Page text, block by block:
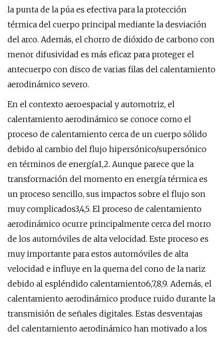
la punta de la púa es efectiva para la protección
térmica del cuerpo principal mediante la desviación
del arco. Además, el chorro de dióxido de carbono con
menor difusividad es más eficaz para proteger el
antecuerpo con disco de varias filas del calentamiento
aerodinámico severo.
En el contexto aeroespacial y automotriz, el
calentamiento aerodinámico se conoce como el
proceso de calentamiento cerca de un cuerpo sólido
debido al cambio del flujo hipersónico/supersónico
en términos de energía1,2. Aunque parece que la
transformación del momento en energía térmica es
un proceso sencillo, sus impactos sobre el flujo son
muy complicados3,4,5. El proceso de calentamiento
aerodinámico ocurre principalmente cerca del morro
de los automóviles de alta velocidad. Este proceso es
muy importante para estos automóviles de alta
velocidad e influye en la quema del cono de la nariz
debido al espléndido calentamiento6,7,8,9. Además, el
calentamiento aerodinámico produce ruido durante la
transmisión de señales digitales. Estas desventajas
del calentamiento aerodinámico han motivado a los